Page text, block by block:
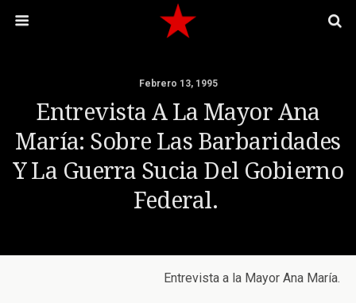
Febrero 13, 1995
Entrevista A La Mayor Ana
María: Sobre Las Barbaridades
Y La Guerra Sucia Del Gobierno
Federal.
Entrevista a la Mayor Ana María.